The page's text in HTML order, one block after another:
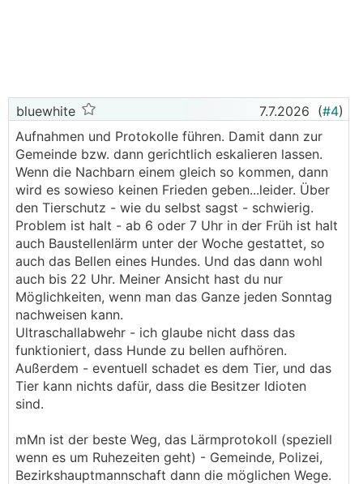
bluewhite 7.7.2026 (#4)
Aufnahmen und Protokolle führen. Damit dann zur
Gemeinde bzw. dann gerichtlich eskalieren lassen.
Wenn die Nachbarn einem gleich so kommen, dann
wird es sowieso keinen Frieden geben...leider. Über
den Tierschutz - wie du selbst sagst - schwierig.
Problem ist halt - ab 6 oder 7 Uhr in der Früh ist halt
auch Baustellenlärm unter der Woche gestattet, so
auch das Bellen eines Hundes. Und das dann wohl
auch bis 22 Uhr. Meiner Ansicht hast du nur
Möglichkeiten, wenn man das Ganze jeden Sonntag
nachweisen kann.
Ultraschallabwehr - ich glaube nicht dass das
funktioniert, dass Hunde zu bellen aufhören.
Außerdem - eventuell schadet es dem Tier, und das
Tier kann nichts dafür, dass die Besitzer Idioten
sind.
mMn ist der beste Weg, das Lärmprotokoll (speziell
wenn es um Ruhezeiten geht) - Gemeinde, Polizei,
Bezirkshauptmannschaft dann die möglichen Wege.